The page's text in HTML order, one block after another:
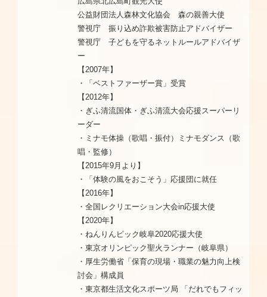
公益財団法人森林文化協会 森の親善大使
警視庁 振り込め詐欺被害防止アドバイザー
警視庁 子どもを守るネットルールアドバイザ
ー
【2007年】
・「ベストファーザー賞」受賞
【2012年】
・ぎふ清流国体・ぎふ清流大会応援スーパーリ
ーダー
・ミナモ体操（歌唱・振付）ミナモダンス（歌
唱・監修）
【2015年9月より】
・「体験の風をおこそう」応援団に就任
【2016年】
・全国レクリエーション大会in応援大使
【2020年】
・ねんりんピック岐阜2020応援大使
・東京オリンピック聖火ランナー（岐阜県）
・厚生労働省「保育の現場・職業の魅力向上検
討会」構成員
・東京都生活文化スポーツ局 「だれでもフィッ